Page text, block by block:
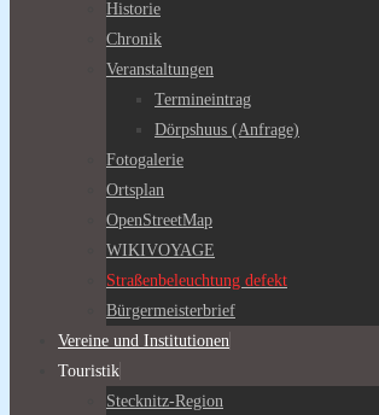
Historie
Chronik
Veranstaltungen
Termineintrag
Dörpshuus (Anfrage)
Fotogalerie
Ortsplan
OpenStreetMap
WIKIVOYAGE
Straßenbeleuchtung defekt
Bürgermeisterbrief
Vereine und Institutionen
Touristik
Stecknitz-Region